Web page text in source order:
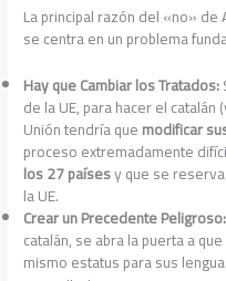
La principal razón del «no»
se centra en un problema
Hay que Cambiar los Tratados:
de la UE, para hacer el
Unión tendría quemodificar
proceso extremadamente
los 27 paísesy que se
la UE.
Crear un Precedente Peligroso:
catalán, se abra la puerta a que
mismo estatus para sus